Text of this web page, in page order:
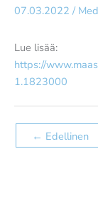
07.03.2022 /
Lue lisää:
https://
1.1823000
← Edellinen